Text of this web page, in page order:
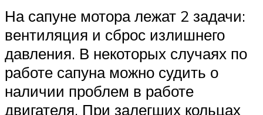
На сапуне мотора лежат 2 задачи:
вентиляция и сброс излишнего
давления. В некоторых случаях по
работе сапуна можно судить о
наличии проблем в работе
двигателя. При залегших кольцах